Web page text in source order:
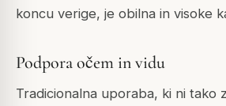
koncu verige, je obilna in visoke
Podpora očem in vidu
Tradicionalna uporaba, ki ni tako